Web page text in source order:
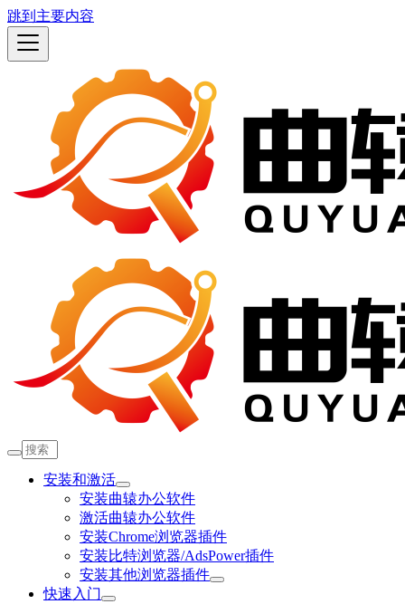
跳到主要内容
安装和激活
安装曲辕办公软件
激活曲辕办公软件
安装Chrome浏览器插件
安装比特浏览器/AdsPower插件
安装其他浏览器插件
快速入门